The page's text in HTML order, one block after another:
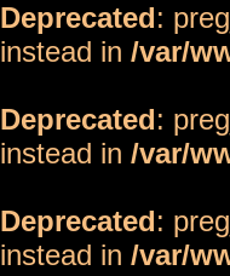
Deprecated:
instead in /var/
Deprecated:
instead in /var/
Deprecated:
instead in /var/